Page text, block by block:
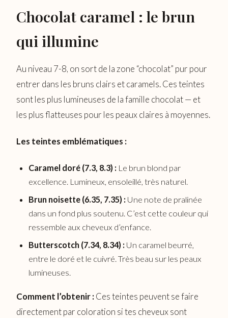
Chocolat caramel : le brun
qui illumine
Au niveau 7-8, on sort de la zone “chocolat” pur pour
entrer dans les bruns clairs et caramels. Ces teintes
sont les plus lumineuses de la famille chocolat — et
les plus flatteuses pour les peaux claires à moyennes.
Les teintes emblématiques :
Caramel doré (7.3, 8.3) : Le brun blond par
excellence. Lumineux, ensoleillé, très naturel.
Brun noisette (6.35, 7.35) : Une note de pralinée
dans un fond plus soutenu. C’est cette couleur qui
ressemble aux cheveux d’enfance.
Butterscotch (7.34, 8.34) : Un caramel beurré,
entre le doré et le cuivré. Très beau sur les peaux
lumineuses.
Comment l’obtenir :Ces teintes peuvent se faire
directement par coloration si tes cheveux sont